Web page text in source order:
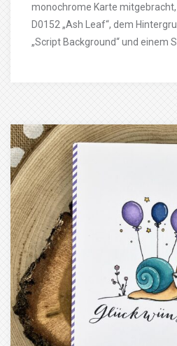
monochrome Karte
D0152 „Ash Leaf“, dem
„Script Background“ und einem